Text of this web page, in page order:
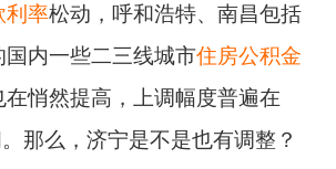
利率松动，呼和浩特、南昌包括
国内一些二三线城市住房公积金
在悄然提高，上调幅度普遍在
那么，济宁是不是也有调整？